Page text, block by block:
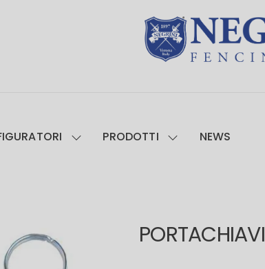
PRODOTTI NEWS
PORTACHIAVI